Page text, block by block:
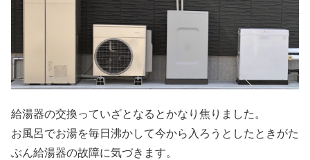
給湯器の交換っていざとなるとかなり焦りました。
お風呂でお湯を毎日沸かして今から入ろうとしたときがた
ぶん給湯器の故障に気づきます。